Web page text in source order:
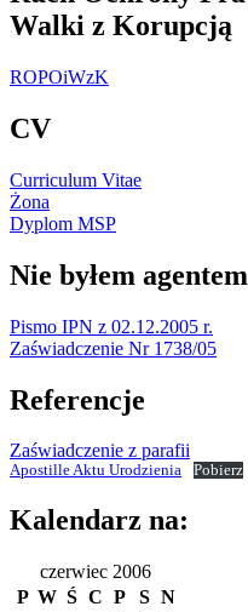
Walki z Korupcją
ROPOiWzK
CV
Curriculum Vitae
Żona
Dyplom MSP
Nie byłem agentem
Pismo IPN z 02.12.2005 r.
Zaświadczenie Nr 1738/05
Referencje
Zaświadczenie z parafii
Apostille Aktu Urodzienia Pobierz
Kalendarz na:
czerwiec 2006
P W Ś C P S N